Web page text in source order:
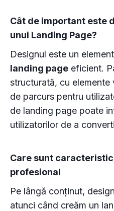
Cât de important este
unui Landing Page?
Designul este un
landing page eficient.
structurată, cu
de parcurs pentru
de landing page poate
utilizatorilor de a
Care sunt
profesional
Pe lângă conținut,
atunci când creăm un